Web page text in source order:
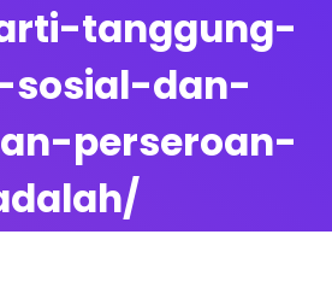
tanggung-
sosial-dan-
perseroan-